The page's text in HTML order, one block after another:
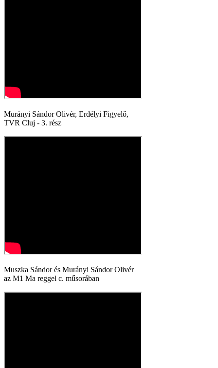
Murányi Sándor Olivér, Erdélyi Figyelő,
TVR Cluj - 3. rész
Muszka Sándor és Murányi Sándor Olivér
az M1 Ma reggel c. műsorában